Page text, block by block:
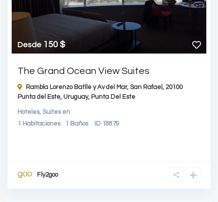
Desde 150 $
The Grand Ocean View Suites
Rambla Lorenzo Batlle y Av del Mar, San Rafael, 20100
Punta del Este, Uruguay, Punta Del Este
Hoteles, Suitesen
1 Habitaciones 1 Baños ID 18879
Fly2goo